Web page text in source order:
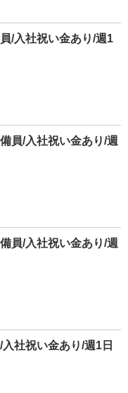
/入社祝い金あり/週1
員/入社祝い金あり/週
員/入社祝い金あり/週
社祝い金あり/週1日